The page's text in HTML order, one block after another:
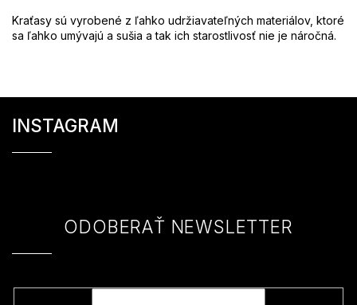
Kraťasy sú vyrobené z ľahko udržiavateľných materiálov, ktoré
sa ľahko umývajú a sušia a tak ich starostlivosť nie je náročná.
INSTAGRAM
ODOBERAŤ NEWSLETTER